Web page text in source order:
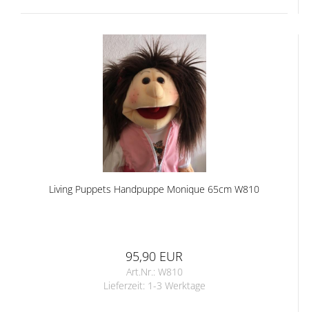
Living Puppets Handpuppe Monique 65cm W810
95,90 EUR
Art.Nr.: W810
Lieferzeit: 1-3 Werktage